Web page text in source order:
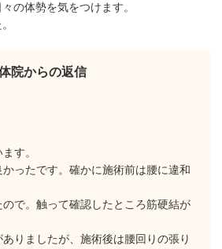
の体勢を気をつけます。
院からの返信
す。
ったです。確かに施術前は腰に違和
で。触って確認したところ筋硬結が
りましたが、施術後は腰回りの張り